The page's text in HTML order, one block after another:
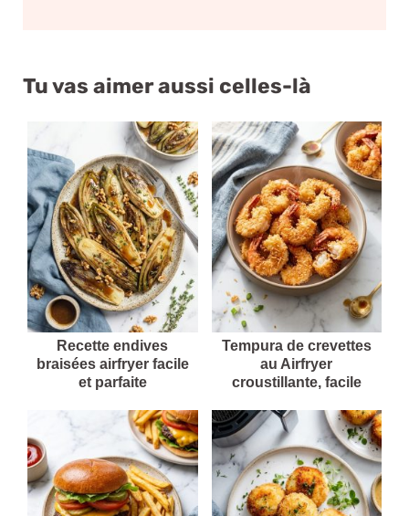
Tu vas aimer aussi celles-là
Recette endives
braisées airfryer facile
et parfaite
Tempura de crevettes
au Airfryer
croustillante, facile